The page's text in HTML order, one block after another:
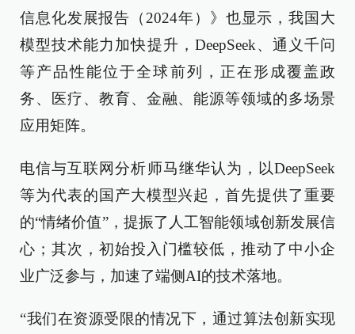
信息化发展报告（2024年）》也显示，我国大
模型技术能力加快提升，DeepSeek、通义千问
等产品性能位于全球前列，正在形成覆盖政
务、医疗、教育、金融、能源等领域的多场景
应用矩阵。
电信与互联网分析师马继华认为，以DeepSeek
等为代表的国产大模型兴起，首先提供了重要
的“情绪价值”，提振了人工智能领域创新发展信
心；其次，初始投入门槛较低，推动了中小企
业广泛参与，加速了端侧AI的技术落地。
“我们在资源受限的情况下，通过算法创新实现